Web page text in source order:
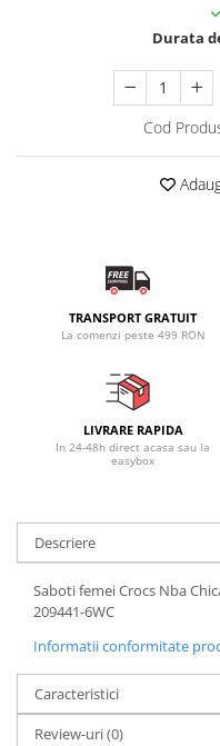
Durata
Cod
TRANSPORT GRATUIT
La comenzi peste 499 RON
LIVRARE RAPIDA
In 24-48h direct acasa sau la
easybox
Descriere
Saboti femei Crocs Nba
209441-6WC
Informatii conformitate
Caracteristici
Review-uri(0)